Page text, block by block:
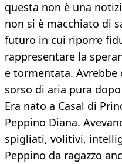
questa non è una
non si è macchiato di
futuro in cui riporre
rappresentare la
e tormentata.
sorso di aria pura
Era nato a Casal di
Peppino Diana.
spigliati, volitivi,
Peppino da ragazzo